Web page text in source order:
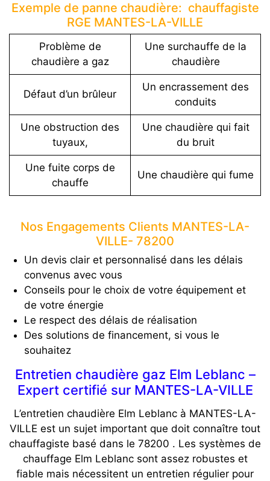
Exemple de panne chaudière: chauffagiste
RGE MANTES-LA-VILLE
Problème de
chaudière a gaz
Une surchauffe de la
chaudière
Défaut d’un brûleur
Un encrassement des
conduits
Une obstruction des
tuyaux,
Une chaudière qui fait
du bruit
Une fuite corps de
chauffe
Une chaudière qui fume
Nos Engagements Clients MANTES-LA-
VILLE- 78200
Un devis clair et personnalisé dans les délais
convenus avec vous
Conseils pour le choix de votre équipement et
de votre énergie
Le respect des délais de réalisation
Des solutions de financement, si vous le
souhaitez
Entretien chaudière gaz Elm Leblanc –
Expert certifié sur MANTES-LA-VILLE
L’entretien chaudière Elm Leblanc à MANTES-LA-
VILLE est un sujet important que doit connaître tout
chauffagiste basé dans le 78200 . Les systèmes de
chauffage Elm Leblanc sont assez robustes et
fiable mais nécessitent un entretien régulier pour